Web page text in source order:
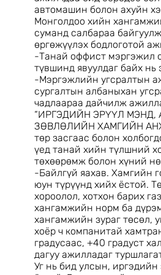
автомашин болон ахуйн
Монголдоо хийн
суманд салбараа
өргөжүүлэх бодлоготой
-Танай оффист мэргэжил
түвшинд явуулдаг байх нь
-Мэргэжлийн угсралтын
сургалтын албаныхан
чадлаараа дайчилж
“ИРГЭДИЙН ЭРҮҮЛ
ЗӨВЛӨЛИЙН ХАМГИЙН
төр засгаас болон
үед танай хийн түлшний
төхөөрөмж болон хүний
-Байлгүй яахав. Хамгийн
юун түрүүнд хийх ёстой.
хороолол, хотхон барих
хангамжийн норм ба
хангамжийн зураг төсөл,
хоёр ч компанитай
градусаас, +40 градуст
дагуу ажилладаг
Уг нь бид улсын, иргэдийн